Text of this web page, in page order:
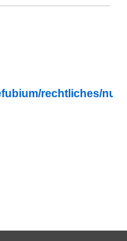
rechtliches/